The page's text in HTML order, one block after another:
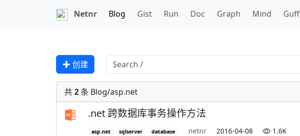
Netnr Blog Gist Run Doc Graph Mind Guff
✚ 创建
共2条 Blog/asp.net
.net 跨数据库事务操作方法
asp.net sqlserver database netnr 2016-04-08 1.6K